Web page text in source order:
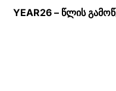
YEAR26 – წლის